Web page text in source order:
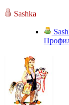
Sashka